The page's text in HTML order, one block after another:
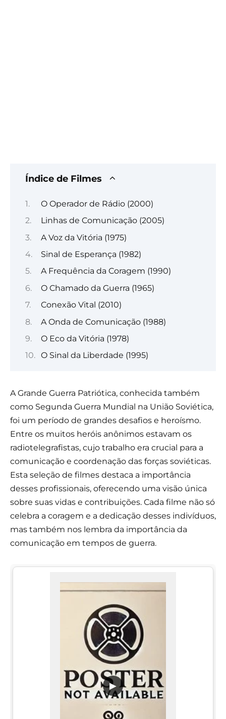
Índice de Filmes
O Operador de Rádio (2000)
Linhas de Comunicação (2005)
A Voz da Vitória (1975)
Sinal de Esperança (1982)
A Frequência da Coragem (1990)
O Chamado da Guerra (1965)
Conexão Vital (2010)
A Onda de Comunicação (1988)
O Eco da Vitória (1978)
O Sinal da Liberdade (1995)
A Grande Guerra Patriótica, conhecida também
como Segunda Guerra Mundial na União Soviética,
foi um período de grandes desafios e heroísmo.
Entre os muitos heróis anônimos estavam os
radiotelegrafistas, cujo trabalho era crucial para a
comunicação e coordenação das forças soviéticas.
Esta seleção de filmes destaca a importância
desses profissionais, oferecendo uma visão única
sobre suas vidas e contribuições. Cada filme não só
celebra a coragem e a dedicação desses indivíduos,
mas também nos lembra da importância da
comunicação em tempos de guerra.
▶